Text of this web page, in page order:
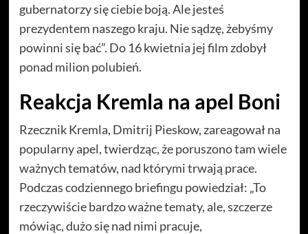
gubernatorzy się ciebie boją. Ale jesteś
prezydentem naszego kraju. Nie sądzę, żebyśmy
powinni się bać”. Do 16 kwietnia jej film zdobył
ponad milion polubień.
Reakcja Kremla na apel Boni
Rzecznik Kremla, Dmitrij Pieskow, zareagował na
popularny apel, twierdząc, że poruszono tam wiele
ważnych tematów, nad którymi trwają prace.
Podczas codziennego briefingu powiedział: „To
rzeczywiście bardzo ważne tematy, ale, szczerze
mówiąc, dużo się nad nimi pracuje,